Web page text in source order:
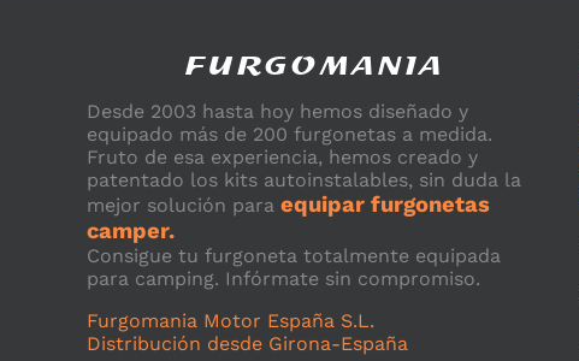
Desde 2003 hasta hoy hemos diseñado y
equipado más de 200 furgonetas a medida.
Fruto de esa experiencia, hemos creado y
patentado los kits autoinstalables, sin duda la
mejor solución para equipar furgonetas
camper.
Consigue tu furgoneta totalmente equipada
para camping. Infórmate sin compromiso.
Furgomania Motor España S.L.
Distribución desde Girona-España